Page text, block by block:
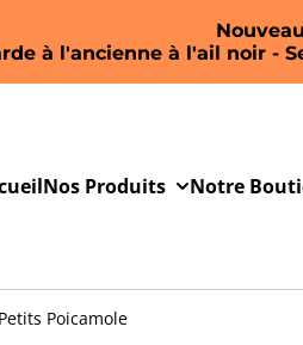
à l'ancienne à l'ail noir -
Nos Produits Notre
Petits Poicamole